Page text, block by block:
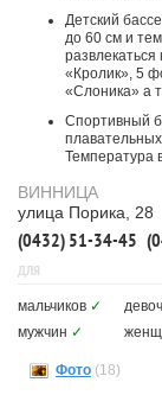
Детский
до 60 см и
«Кролик», 5
«Слоника» а
Спортивный
Температура
ВИННИЦА
улица Порика, 28
(0432) 51-34-45
ДЛЯ
мальчиков ✓
мужчин ✓
Фото (18)